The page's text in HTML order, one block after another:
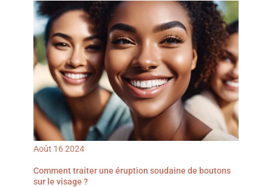
Août 162024
Comment traiter une éruption soudaine de boutons
sur le visage ?